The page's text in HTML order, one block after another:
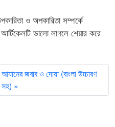
ও অপকারিতা সম্পর্কে
ভালো লাগলে শেয়ার করে
আযানের জবাব ও দোয়া (বাংলা উচ্চারণ
সহ)